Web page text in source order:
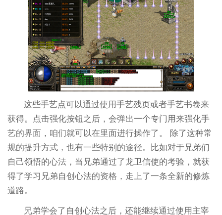
这些手艺点可以通过使用手艺残页或者手艺书卷来
获得。点击强化按钮之后，会弹出一个专门用来强化手
艺的界面，咱们就可以在里面进行操作了。 除了这种常
规的提升方式，也有一些特别的途径。比如对于兄弟们
自己领悟的心法，当兄弟通过了龙卫信使的考验，就获
得了学习兄弟自创心法的资格，走上了一条全新的修炼
道路。
兄弟学会了自创心法之后，还能继续通过使用主宰